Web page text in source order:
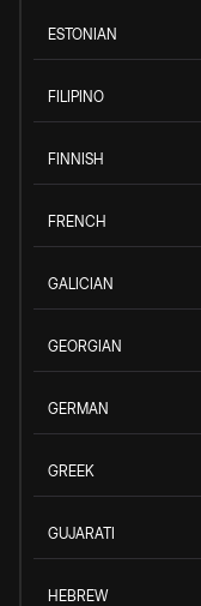
ESTONIAN
FILIPINO
FINNISH
FRENCH
GALICIAN
GEORGIAN
GERMAN
GREEK
GUJARATI
HEBREW